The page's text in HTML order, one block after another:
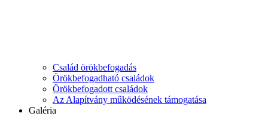
Család örökbefogadás
Örökbefogadható családok
Örökbefogadott családok
Az Alapítvány működésének támogatása
Galéria